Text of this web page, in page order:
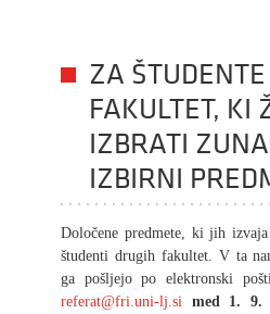
ZA
FAKULTET, KI
IZBRATI
IZBIRNI
Določene predmete, ki jih
študenti drugih fakultet. V ta
ga pošljejo po elektronski
referat@fri.uni-lj.si med 1. 9.